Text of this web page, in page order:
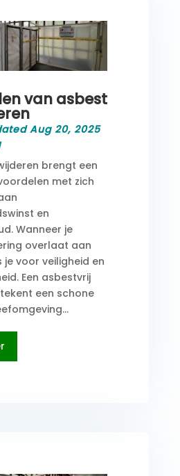
van asbest
Aug 20, 2025
brengt een
met zich
en
Wanneer je
overlaat aan
je voor veiligheid en
Een asbestvrij
een schone